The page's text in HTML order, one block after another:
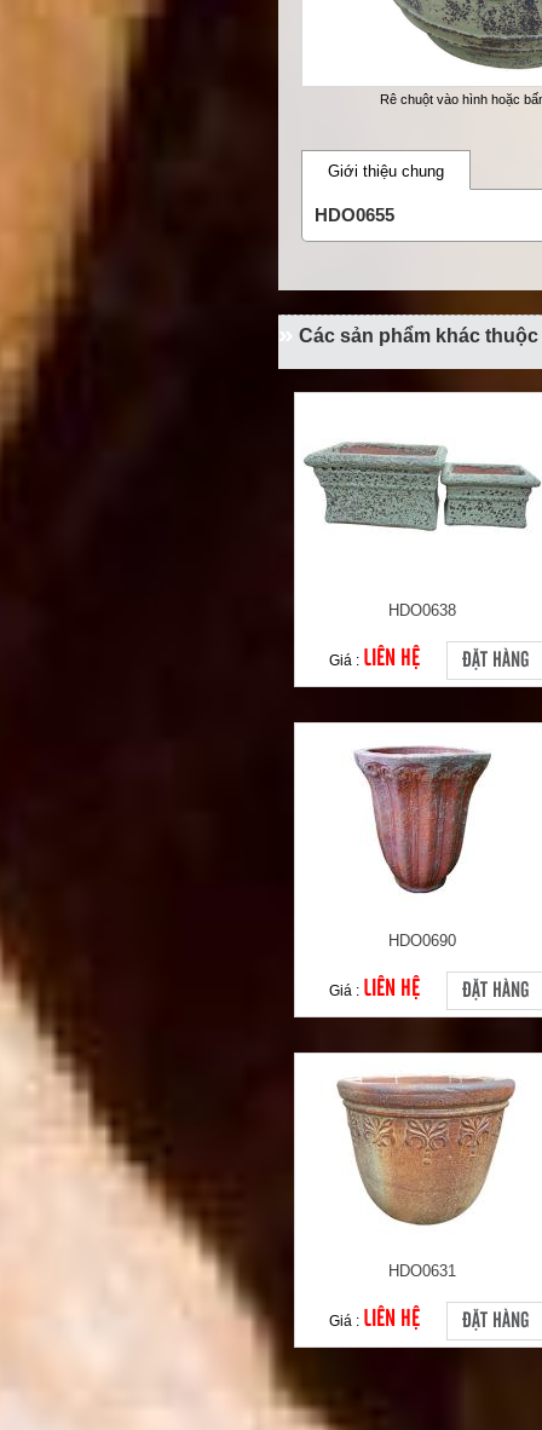
Rê chuột vào hình hoặc
Giới thiệu chung
HDO0655
Các sản phẩm khác
HDO0638
Giá : LIÊN HỆ ĐẶT HÀNG
HDO0690
Giá : LIÊN HỆ ĐẶT HÀNG
HDO0631
Giá : LIÊN HỆ ĐẶT HÀNG